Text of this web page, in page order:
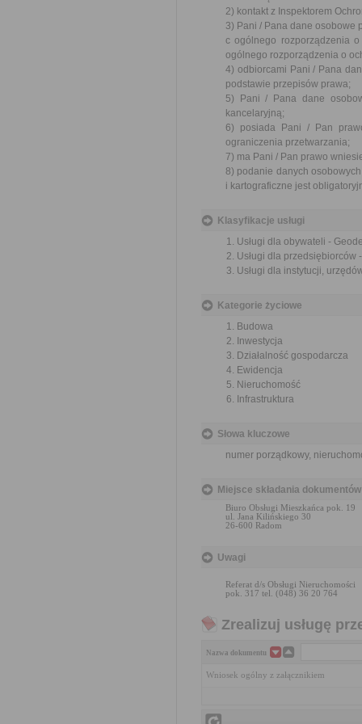
2) kontakt z Inspektorem
3) Pani / Pana dane osobowe
c ogólnego rozporządzenia
ogólnego rozporządzenia o
4) odbiorcami Pani / Pana
podstawie przepisów prawa;
5) Pani / Pana dane
kancelaryjną;
6) posiada Pani / Pan
ograniczenia przetwarzania;
7) ma Pani / Pan prawo
8) podanie danych
i kartograficzne jest
Klasyfikacje usługi
Usługi dla obywateli -
Usługi dla
Usługi dla instytucji,
Kategorie życiowe
Budowa
Inwestycja
Działalność gospodarcza
Ewidencja
Nieruchomość
Infrastruktura
Słowa kluczowe
numer porządkowy,
Miejsce składania dokumentów
Biuro Obsługi Mieszkańca pok. 19
ul. Jana Kilińskiego 30
26-600 Radom
Uwagi
Referat d/s Obsługi Nieruchomości
pok. 317 tel. (048) 36 20 764
Zrealizuj usługę
Nazwa dokumentu
Wniosek ogólny z załącznikiem